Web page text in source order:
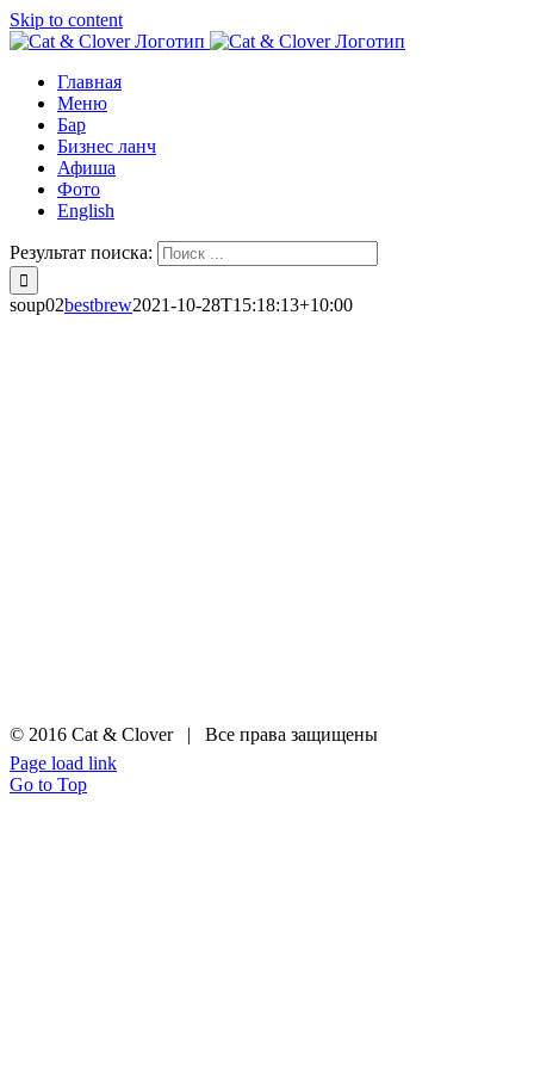
Skip to content
Главная
Меню
Бар
Бизнес ланч
Афиша
Фото
English
Результат поиска:
soup02bestbrew2021-10-28T15:18:13+10:00
© 2016 Cat & Clover | Все права защищены
Page load link
Go to Top